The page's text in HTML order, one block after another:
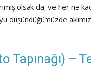
olsak da, ve her ne
düşündüğümüzde
Tapınağı) –